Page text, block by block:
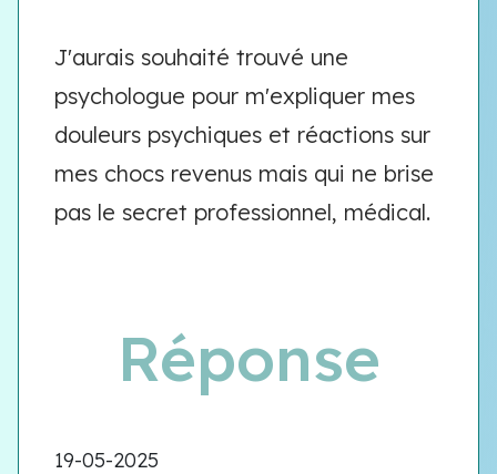
J'aurais souhaité trouvé une
psychologue pour m'expliquer mes
douleurs psychiques et réactions sur
mes chocs revenus mais qui ne brise
pas le secret professionnel, médical.
Réponse
19-05-2025